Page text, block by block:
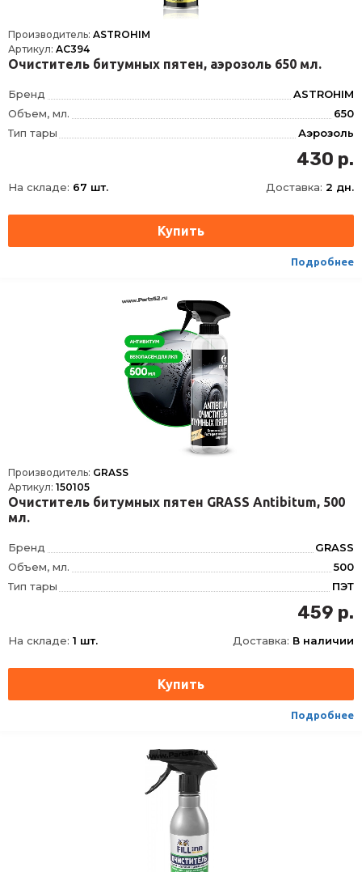
Производитель: ASTROHIM
Артикул: AC394
Очиститель битумных пятен, аэрозоль 650 мл.
Бренд
ASTROHIM
Объем, мл.
650
Тип тары
Аэрозоль
430 р.
На складе: 67 шт. Доставка: 2 дн.
Подробнее
Производитель: GRASS
Артикул: 150105
Очиститель битумных пятен GRASS Antibitum, 500
мл.
Бренд
GRASS
Объем, мл.
500
Тип тары
ПЭТ
459 р.
На складе: 1 шт. Доставка: В наличии
Подробнее